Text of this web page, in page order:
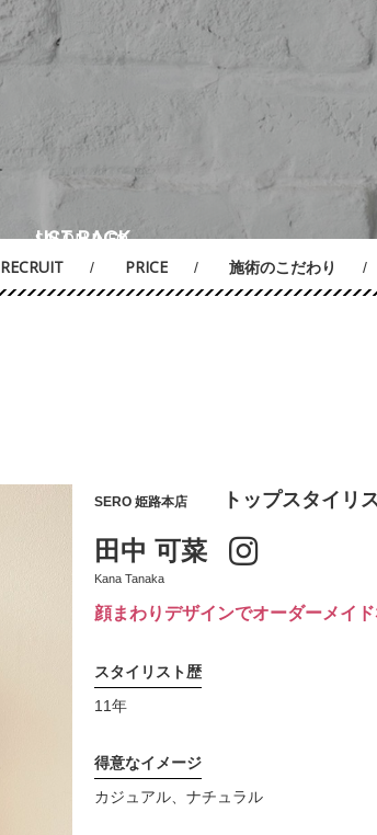
RECRUIT PRICE 施術のこだわり
SERO 姫路本店 トップスタイリ
田中 可菜
Kana Tanaka
顔まわりデザインでオーダーメイ
スタイリスト歴
11年
得意なイメージ
カジュアル、ナチュラル
LIST BACK
SALON INFO.
SALON INFO.